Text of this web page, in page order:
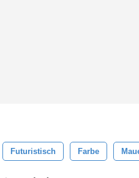
Futuristisch Farbe